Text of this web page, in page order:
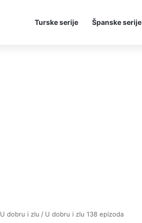
Turske serije Španske serije
U dobru i zlu / U dobru i zlu 138 epizoda